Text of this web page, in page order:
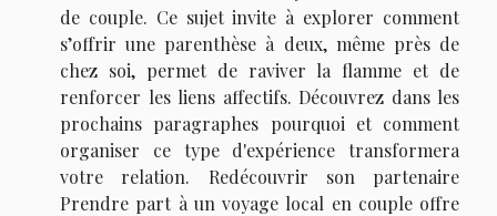
de couple. Ce sujet invite à explorer comment
s’offrir une parenthèse à deux, même près de
chez soi, permet de raviver la flamme et de
renforcer les liens affectifs. Découvrez dans les
prochains paragraphes pourquoi et comment
organiser ce type d'expérience transformera
votre relation. Redécouvrir son partenaire
Prendre part à un voyage local en couple offre